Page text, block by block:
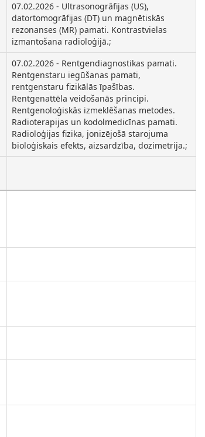
07.02.2026 - Ultrasonogrāfijas (US),
datortomogrāfijas (DT) un magnētiskās
rezonanses (MR) pamati. Kontrastvielas
izmantošana radioloģijā.;
07.02.2026 - Rentgendiagnostikas pamati.
Rentgenstaru iegūšanas pamati,
rentgenstaru fizikālās īpašības.
Rentgenattēla veidošanās principi.
Rentgenoloģiskās izmeklēšanas metodes.
Radioterapijas un kodolmedicīnas pamati.
Radioloģijas fizika, jonizējošā starojuma
bioloģiskais efekts, aizsardzība, dozimetrija.;